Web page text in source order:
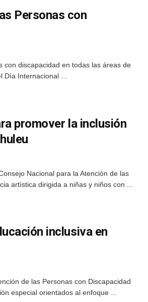
Personas con
con discapacidad en todas las áreas de
Internacional ...
promover la inclusión
Nacional para la Atención de las
artística dirigida a niñas y niños con ...
inclusiva en
de las Personas con Discapacidad
especial orientados al enfoque ...